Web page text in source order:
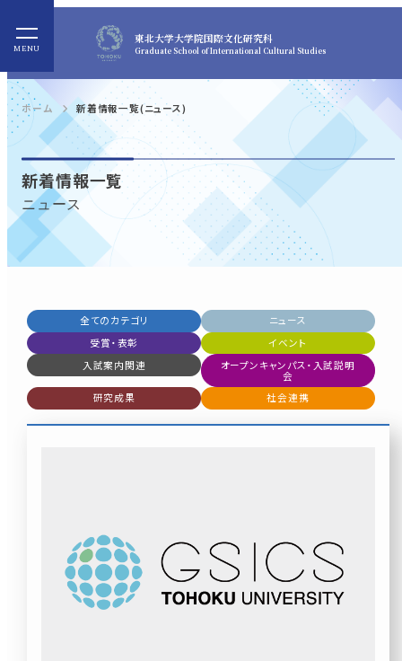
東北大学大学院国際文化研究科
Graduate School of International Cultural Studies
ホーム 新着情報一覧(ニュース)
新着情報一覧
ニュース
全てのカテゴリ
ニュース
受賞・表彰
イベント
入試案内関連
オープンキャンパス・入試説明
会
研究成果
社会連携